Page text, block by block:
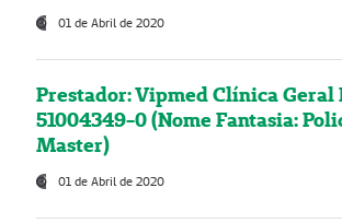
01 de Abril de 2020
Prestador: Vipmed Clínica Geral
51004349-0 (Nome Fantasia:
Master)
01 de Abril de 2020